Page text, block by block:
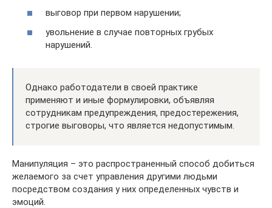
выговор при первом нарушении;
увольнение в случае повторных грубых
нарушений.
Однако работодатели в своей практике
применяют и иные формулировки, объявляя
сотрудникам предупреждения, предостережения,
строгие выговоры, что является недопустимым.
Манипуляция – это распространенный способ добиться
желаемого за счет управления другими людьми
посредством создания у них определенных чувств и
эмоций.